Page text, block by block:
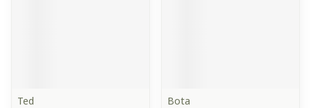
Ted
Bota